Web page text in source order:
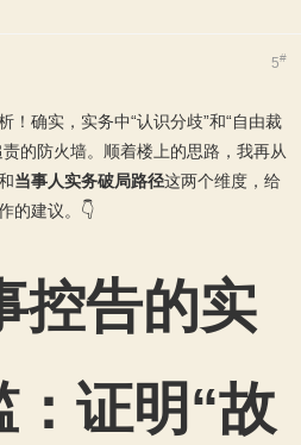
5#
！确实，实务中“认识分歧”和“自由裁
的防火墙。顺着楼上的思路，我再从
当事人实务破局路径这两个维度，给
的建议。👇
控告的实
：证明“故